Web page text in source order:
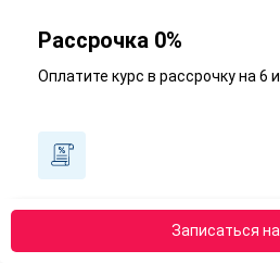
Записаться
Рассрочка 0%
Оплатите курс в рассрочку на 6
Получите налоговый
Наши менеджеры подробно